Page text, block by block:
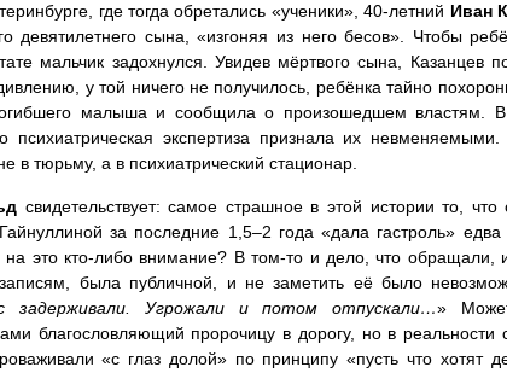
где тогда обретались «ученики», 40-летний Иван
девятилетнего сына, «изгоняя из него бесов». Чтобы
мальчик задохнулся. Увидев мёртвого сына, Казанцев
у той ничего не получилось, ребёнка тайно
малыша и сообщила о произошедшем властям. В
психиатрическая экспертиза признала их
в тюрьму, а в психиатрический стационар.
свидетельствует: самое страшное в этой истории то,
за последние 1,5–2 года «дала гастроль»
это кто-либо внимание? В том-то и дело, что обращали,
была публичной, и не заметить её было
задерживали. Угрожали и потом отпускали…»
благословляющий пророчицу в дорогу, но в реальности
«с глаз долой» по принципу «пусть что хотят